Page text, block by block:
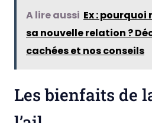
A lire aussi Ex : pourquoi
sa nouvelle relation ?
cachées et nos conseils
Les bienfaits de